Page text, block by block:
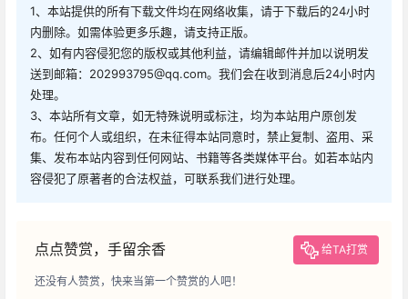
1、本站提供的所有下载文件均在网络收集，请于下载后的24小时
内删除。如需体验更多乐趣，请支持正版。
2、如有内容侵犯您的版权或其他利益，请编辑邮件并加以说明发
送到邮箱：202993795@qq.com。我们会在收到消息后24小时内
处理。
3、本站所有文章，如无特殊说明或标注，均为本站用户原创发
布。任何个人或组织，在未征得本站同意时，禁止复制、盗用、采
集、发布本站内容到任何网站、书籍等各类媒体平台。如若本站内
容侵犯了原著者的合法权益，可联系我们进行处理。
点点赞赏，手留余香 给TA打赏
还没有人赞赏，快来当第一个赞赏的人吧！